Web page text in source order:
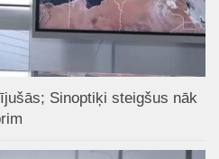
Sinoptiķi steigšus nāk